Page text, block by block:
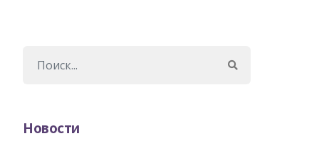
Новости